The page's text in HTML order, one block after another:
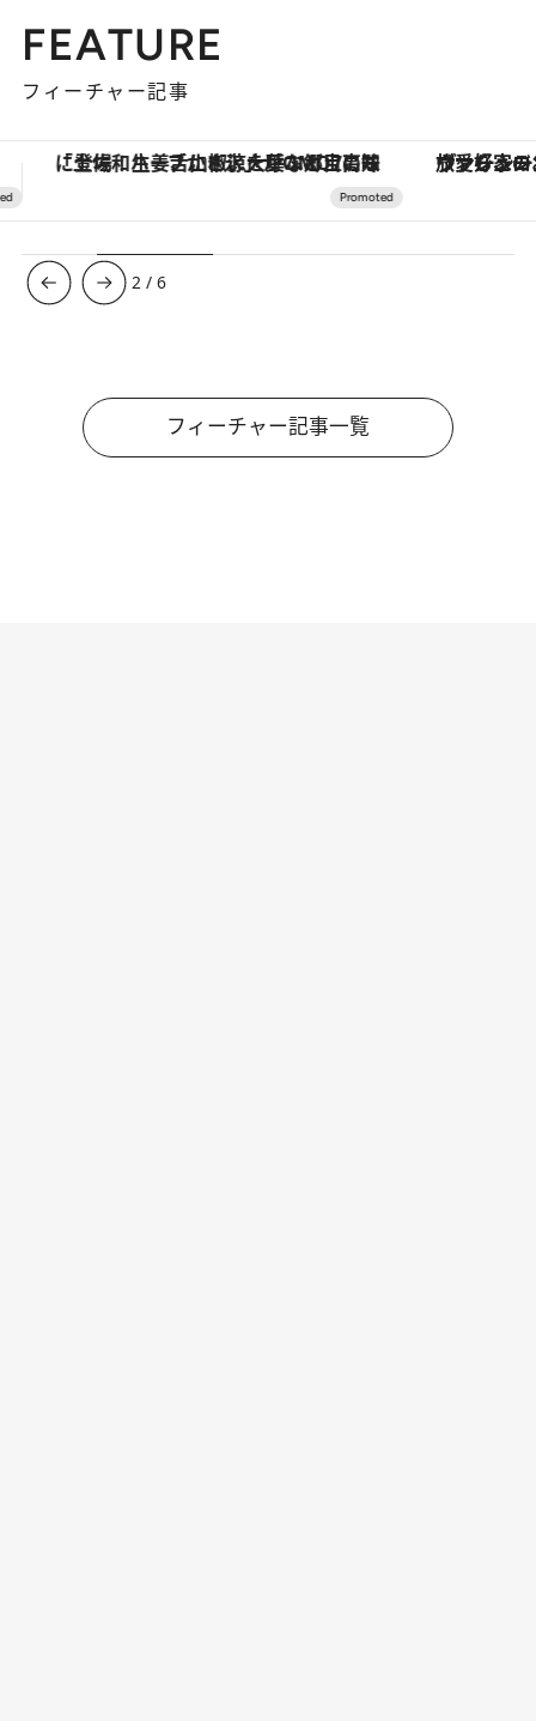
FEATURE
フィーチャー記事
ヴァシュロン・コンスタンタン「オーヴァーシーズ・オートマティック」。旅愛好家のお気に入りコレクションから、ジェンダーレスな新作が登場 【夏限定ディナーコース】旬を
3 /6
フィーチャー記事一覧